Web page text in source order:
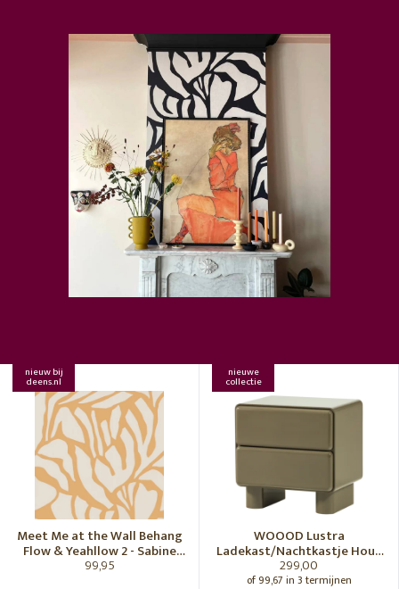
nieuw bij
deens.nl
Meet Me at the Wall Behang
Flow & Yeahllow 2 - Sabine
van Vessem
99,95
nieuwe
collectie
WOOOD Lustra
Ladekast/Nachtkastje Hout
Hoogglans Groen [Fsc]
299,00
of 99,67 in 3 termijnen